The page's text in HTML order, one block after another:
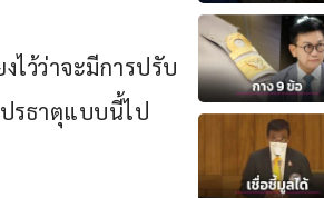
ไว้ว่าจะมีการปรับ
รธาตุแบบนี้ไป